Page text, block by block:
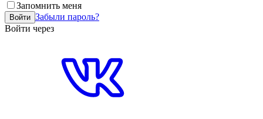
Запомнить меня
Войти Забыли пароль?
Войти через